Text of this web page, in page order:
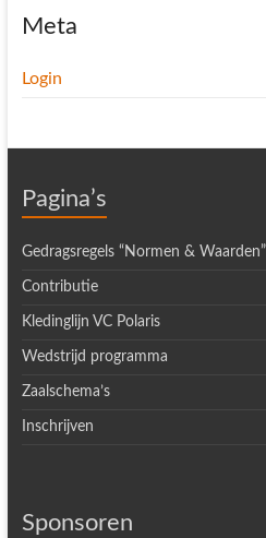
Meta
Login
Pagina’s
Gedragsregels “Normen & Waarden”
Contributie
Kledinglijn VC Polaris
Wedstrijd programma
Zaalschema’s
Inschrijven
Sponsoren